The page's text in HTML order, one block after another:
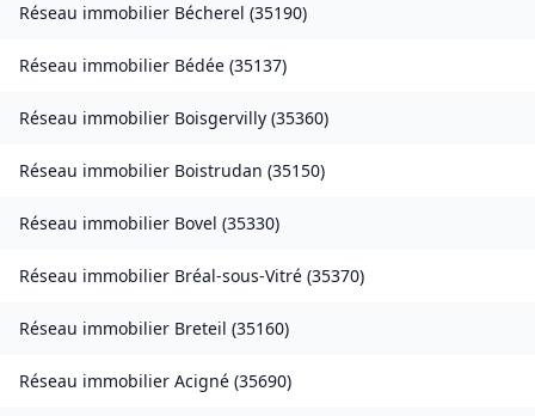
Réseau immobilier Bécherel (35190)
Réseau immobilier Bédée (35137)
Réseau immobilier Boisgervilly (35360)
Réseau immobilier Boistrudan (35150)
Réseau immobilier Bovel (35330)
Réseau immobilier Bréal-sous-Vitré (35370)
Réseau immobilier Breteil (35160)
Réseau immobilier Acigné (35690)